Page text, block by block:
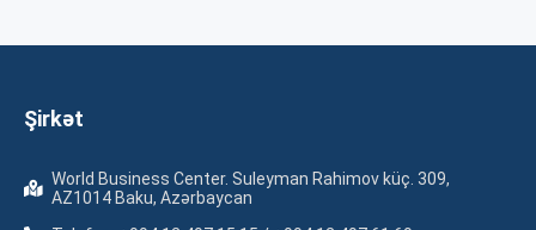
Şirkət
World Business Center. Suleyman Rahimov küç. 309,
AZ1014 Baku, Azərbaycan